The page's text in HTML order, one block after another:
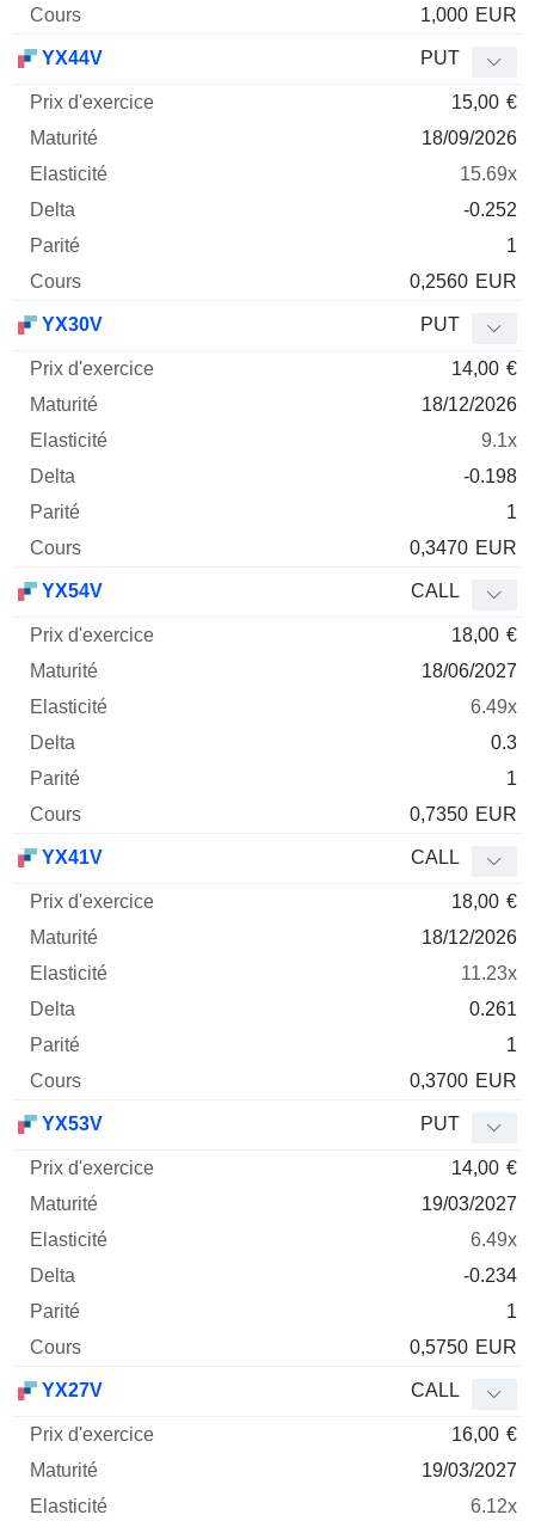
1,000 EUR
YX44V PUT
15,00 €
18/09/2026
15.69x
-0.252
1
0,2560 EUR
YX30V PUT
14,00 €
18/12/2026
9.1x
-0.198
1
0,3470 EUR
YX54V CALL
18,00 €
18/06/2027
6.49x
0.3
1
0,7350 EUR
YX41V CALL
18,00 €
18/12/2026
11.23x
0.261
1
0,3700 EUR
YX53V PUT
14,00 €
19/03/2027
6.49x
-0.234
1
0,5750 EUR
YX27V CALL
16,00 €
19/03/2027
6.12x